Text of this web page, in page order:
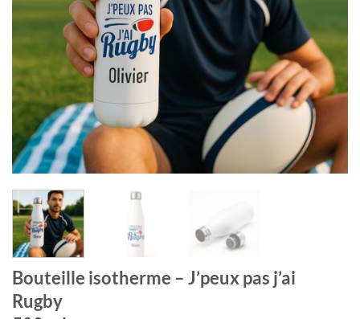
Bouteille isotherme – J’peux pas j’ai
Rugby